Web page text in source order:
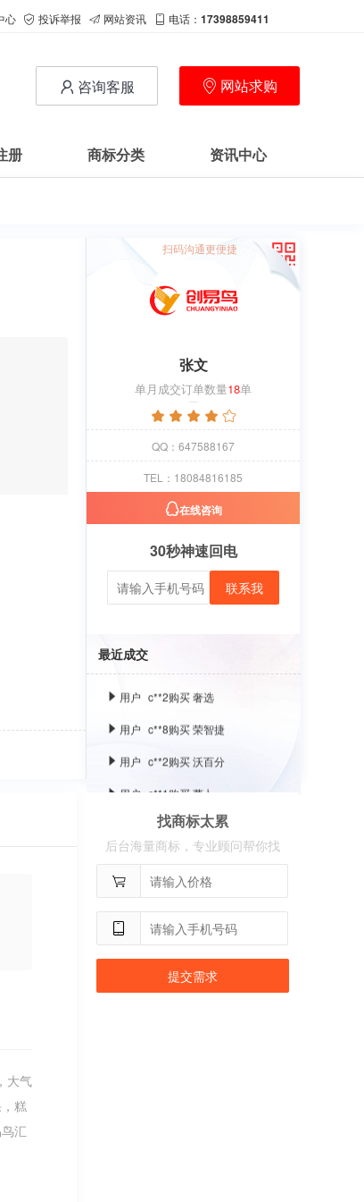
心 投诉举报 网站资讯 电话： 17398859411
咨询客服 网站求购
册 商标分类 资讯中心
扫码沟通更便捷
张文
单月成交订单数量18单
QQ：647588167
TEL：18084816185
在线咨询
30秒神速回电
联系我
最近成交
c**1 购买 萝卜
c**8 购买 古雍堂
c**2购买 奢选
c**8购买 荣智捷
用户 c**1购买 萝卜
用户 c**8购买 古雍堂
用户 c**2购买 沃百分
用户 c**1购买 萝卜
用户 c**8购买 古雍堂
用户 c**2购买 奢选
c**8购买 荣智捷
用户 c**2购买 沃百分
大气
糕
汇
找商标太累
后台海量商标，专业顾问帮你找
提交需求